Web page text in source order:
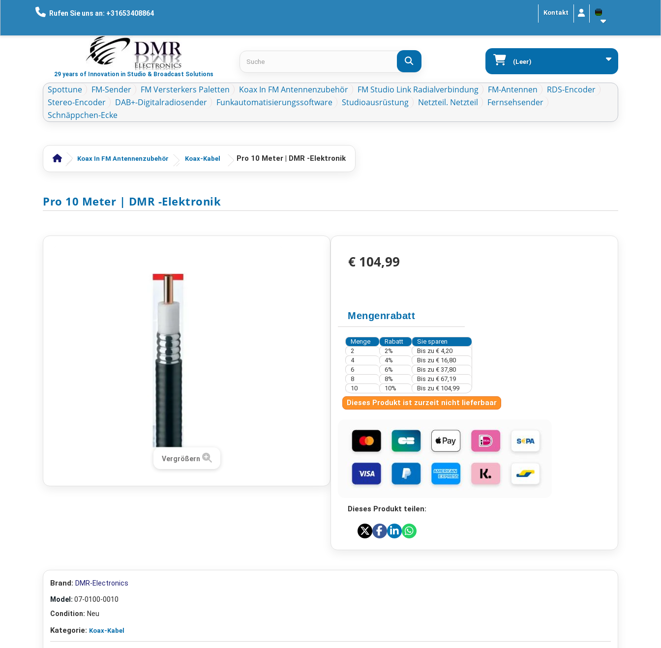
Kontakt
Rufen Sie uns an: +31653408864
29 years of Innovation in Studio & Broadcast Solutions
(Leer)
Spottune FM-Sender FM Versterkers Paletten Koax In FM Antennenzubehör FM Studio Link Radialverbindung FM-Antennen
RDS-Encoder
Stereo-Encoder
DAB+-Digitalradiosender Funkautomatisierungssoftware Studioausrüstung Netzteil. Netzteil
Fernsehsender
Schnäppchen-Ecke
Koax In FM Antennenzubehör Koax-Kabel Pro 10 Meter | DMR -Elektronik
Pro 10 Meter | DMR -Elektronik
Vergrößern
€ 104,99
Mengenrabatt
Menge Rabatt
Sie sparen
2
2% Bis zu € 4,20
4
4% Bis zu € 16,80
6
6% Bis zu € 37,80
8
8% Bis zu € 67,19
10
10% Bis zu € 104,99
Dieses Produkt ist zurzeit nicht lieferbaar
Dieses Produkt teilen:
Brand: DMR-Electronics
Model: 07-0100-0010
Condition: Neu
Kategorie: Koax-Kabel